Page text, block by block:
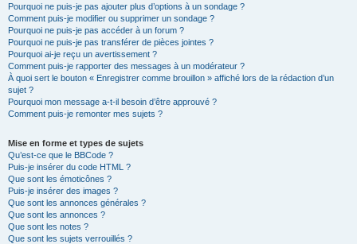
Pourquoi ne puis-je pas ajouter plus d’options à un sondage ?
Comment puis-je modifier ou supprimer un sondage ?
Pourquoi ne puis-je pas accéder à un forum ?
Pourquoi ne puis-je pas transférer de pièces jointes ?
Pourquoi ai-je reçu un avertissement ?
Comment puis-je rapporter des messages à un modérateur ?
À quoi sert le bouton « Enregistrer comme brouillon » affiché lors de la rédaction d’un
sujet ?
Pourquoi mon message a-t-il besoin d’être approuvé ?
Comment puis-je remonter mes sujets ?
Mise en forme et types de sujets
Qu’est-ce que le BBCode ?
Puis-je insérer du code HTML ?
Que sont les émoticônes ?
Puis-je insérer des images ?
Que sont les annonces générales ?
Que sont les annonces ?
Que sont les notes ?
Que sont les sujets verrouillés ?